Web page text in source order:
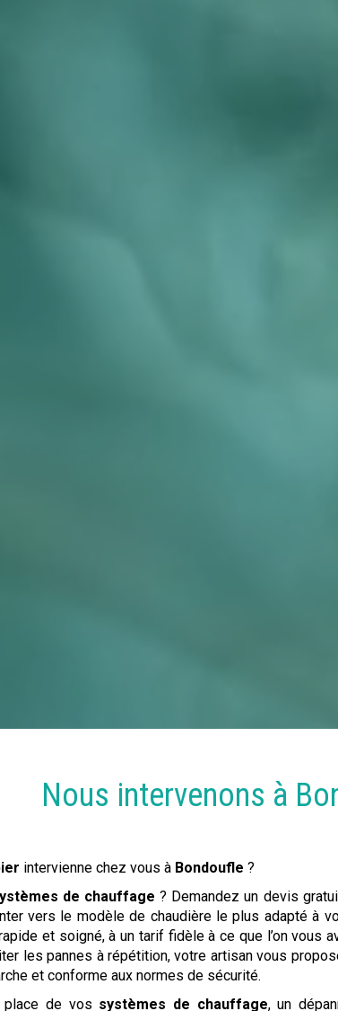
Nous intervenons à
intervienne chez vous à Bondoufle ?
de chauffage ? Demandez un devis
vers le modèle de chaudière le plus adapté à
et soigné, à un tarif fidèle à ce que l’on vous
les pannes à répétition, votre artisan vous
et conforme aux normes de sécurité.
de vos systèmes de chauffage, un